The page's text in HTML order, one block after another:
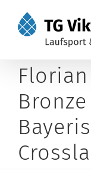
Inhalt
springen